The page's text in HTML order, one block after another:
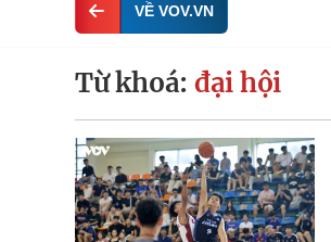
VỀ VOV.VN
Từ khoá: đại hội